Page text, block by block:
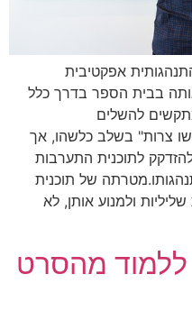
אפקטיבית
בבית הספר בדרך כלל
להשלים
צרות" בשלב כלשהו, אך
לתוכנית התערבות
של תוכנית
ולמנוע אותן, לא
ללמוד מהסרט